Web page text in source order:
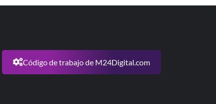
Código de trabajo de M24Digital.com